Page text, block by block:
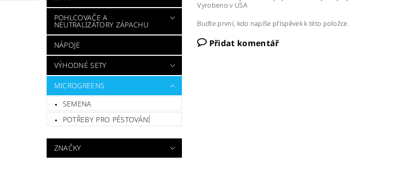
POHLCOVAČE A
NEUTRALIZÁTORY ZÁPACHU
NÁPOJE
VÝHODNÉ SETY
MICROGREENS
SEMENA
POTŘEBY PRO PĚSTOVÁNÍ
ZNAČKY
Vyrobeno v USA
Buďte první, kdo napíše příspěvek k této položce.
Přidat komentář